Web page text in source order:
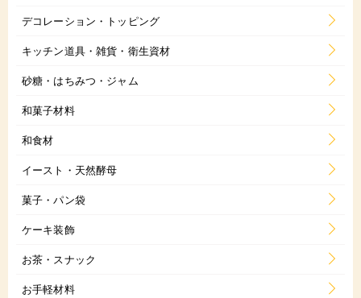
デコレーション・トッピング
キッチン道具・雑貨・衛生資材
砂糖・はちみつ・ジャム
和菓子材料
和食材
イースト・天然酵母
菓子・パン袋
ケーキ装飾
お茶・スナック
お手軽材料